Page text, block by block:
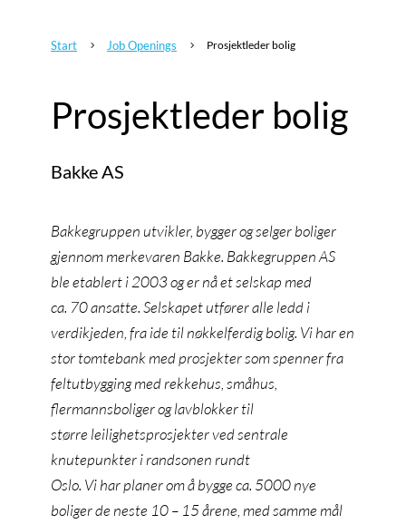
Start 5 Job Openings 5 Prosjektleder bolig
Prosjektleder bolig
Bakke AS
Bakkegruppen utvikler, bygger og selger boliger
gjennom merkevaren Bakke. Bakkegruppen AS
ble etablert i 2003 og er nå et selskap med
ca. 70 ansatte. Selskapet utfører alle ledd i
verdikjeden, fra ide til nøkkelferdig bolig. Vi har en
stor tomtebank med prosjekter som spenner fra
feltutbygging med rekkehus, småhus,
flermannsboliger og lavblokker til
større leilighetsprosjekter ved sentrale
knutepunkter i randsonen rundt
Oslo. Vi har planer om å bygge ca. 5000 nye
boliger de neste 10 – 15 årene, med samme mål